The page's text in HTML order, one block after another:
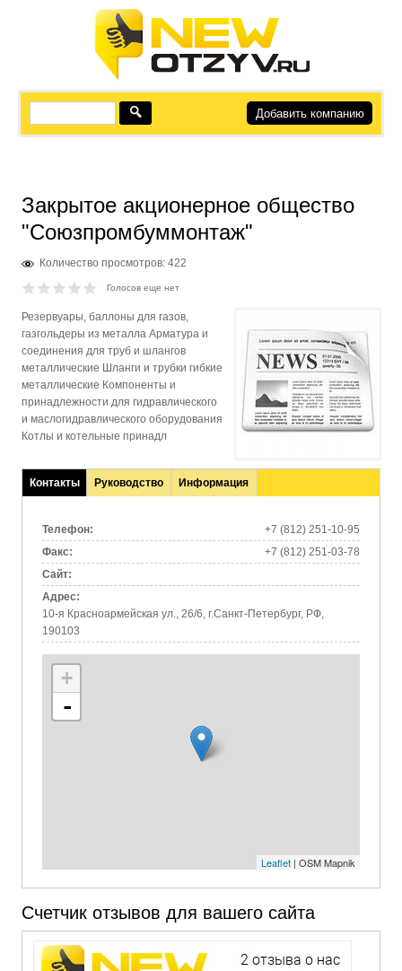
Добавить компанию
Закрытое акционерное общество
"Союзпромбуммонтаж"
Количество просмотров: 422
Голосов еще нет
Резервуары, баллоны для газов,
газгольдеры из металла Арматура и
соединения для труб и шлангов
металлические Шланги и трубки гибкие
металлические Компоненты и
принадлежности для гидравлического
и маслогидравлического оборудования
Котлы и котельные принадл
Контакты
(активная
Руководство Информация
Телефон:
+7 (812) 251-10-95
Факс:
+7 (812) 251-03-78
Сайт:
Адрес:
10-я Красноармейская ул., 26/6, г.Санкт-Петербург, РФ,
190103
+
-
Leaflet| OSM Mapnik
Счетчик отзывов для вашего сайта